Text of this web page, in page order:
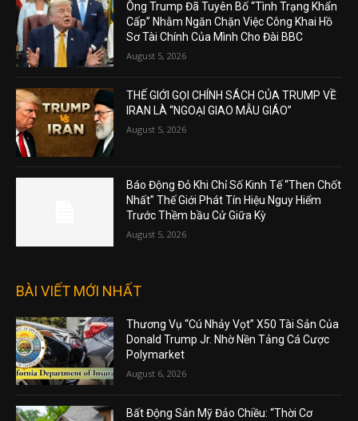
Ông Trump Đã Tuyên Bố “Tình Trạng Khẩn
Cấp” Nhằm Ngăn Chặn Việc Công Khai Hồ
Sơ Tài Chính Của Mình Cho Đài BBC
August 5, 2026
THẾ GIỚI GỌI CHÍNH SÁCH CỦA TRUMP VỀ
IRAN LÀ “NGOẠI GIAO MẪU GIÁO”
August 5, 2026
Báo Động Đỏ Khi Chỉ Số Kinh Tế “Then Chốt
Nhất” Thế Giới Phát Tín Hiệu Nguy Hiểm
Trước Thềm bầu Cử Giữa Kỳ
August 5, 2026
BÀI VIẾT MỚI NHẤT
Thương Vụ “Cú Nhảy Vọt” X50 Tài Sản Của
Donald Trump Jr. Nhờ Nền Tảng Cá Cược
Polymarket
August 6, 2026
Bất Động Sản Mỹ Đảo Chiều: “Thời Cơ